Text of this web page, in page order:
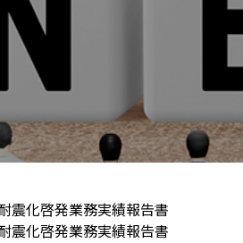
震化啓発業務実績報告書
震化啓発業務実績報告書